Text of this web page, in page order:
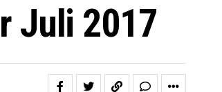
Juli 2017